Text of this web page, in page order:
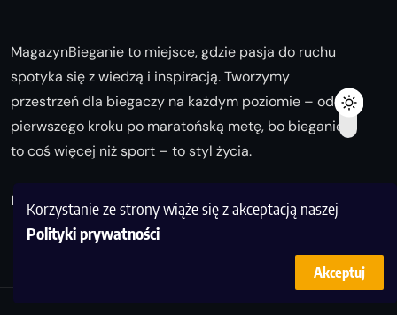
Korzystanie ze strony wiąże się z akceptacją naszej
Polityki prywatności
Akceptuj
MagazynBieganie to miejsce, gdzie pasja do ruchu
spotyka się z wiedzą i inspiracją. Tworzymy
przestrzeń dla biegaczy na każdym poziomie – od
pierwszego kroku po maratońską metę, bo bieganie
to coś więcej niż sport – to styl życia.
Biegaj z nami i odkrywaj swoją najlepszą wersję!